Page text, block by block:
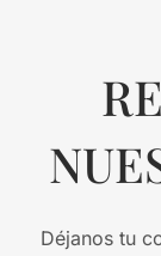
Déjanos tu